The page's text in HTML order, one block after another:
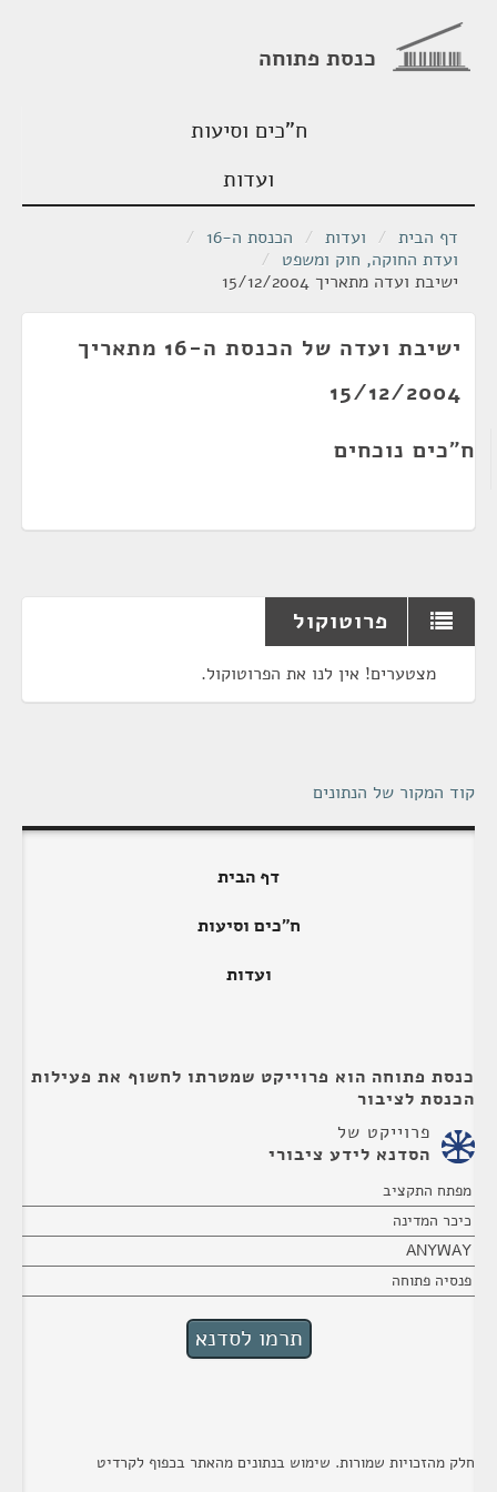
כנסת פתוחה
ח"כים וסיעות
ועדות
דף הבית / ועדות / הכנסת ה-16
/
ועדת החוקה, חוק ומשפט /
ישיבת ועדה מתאריך 15/12/2004
ישיבת ועדה של הכנסת ה-16 מתאריך
15/12/2004
ח"כים נוכחים
פרוטוקול
מצטערים! אין לנו את הפרוטוקול.
קוד המקור של הנתונים
דף הבית
ח"כים וסיעות
ועדות
כנסת פתוחה הוא פרוייקט שמטרתו לחשוף את פעילות
הכנסת לציבור
פרוייקט של
הסדנא לידע ציבורי
מפתח התקציב
כיכר המדינה
ANYWAY
פנסיה פתוחה
חלק מהזכויות שמורות. שימוש בנתונים מהאתר בכפוף לקרדיט